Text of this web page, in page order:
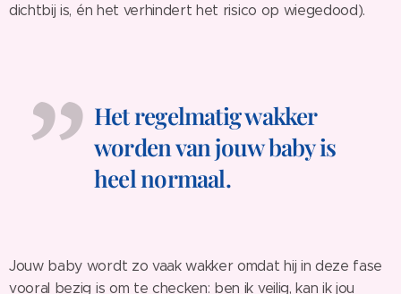
dichtbij is, én het verhindert het risico op wiegedood).
Het regelmatig wakker
worden van jouw baby is
heel normaal.
Jouw baby wordt zo vaak wakker omdat hij in deze fase
vooral bezig is om te checken: ben ik veilig, kan ik jou